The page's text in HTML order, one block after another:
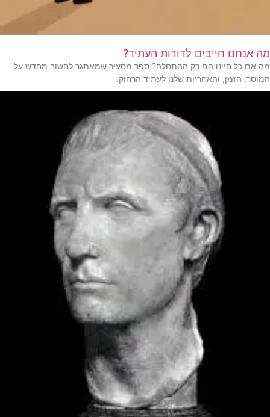
מה אנחנו חייבים לדורות העתיד?
מה אם כל חיינו הם רק ההתחלה? ספר מסעיר שמאתגר לחשוב מחדש על
המוסר, הזמן, והאחריות שלנו לעתיד הרחוק.